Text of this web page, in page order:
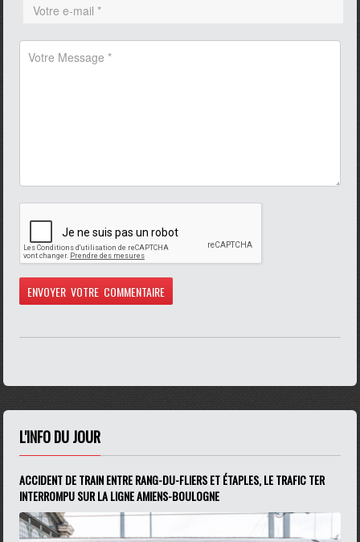
L'INFO DU JOUR
ACCIDENT DE TRAIN ENTRE RANG-DU-FLIERS ET ÉTAPLES, LE TRAFIC TER
INTERROMPU SUR LA LIGNE AMIENS-BOULOGNE